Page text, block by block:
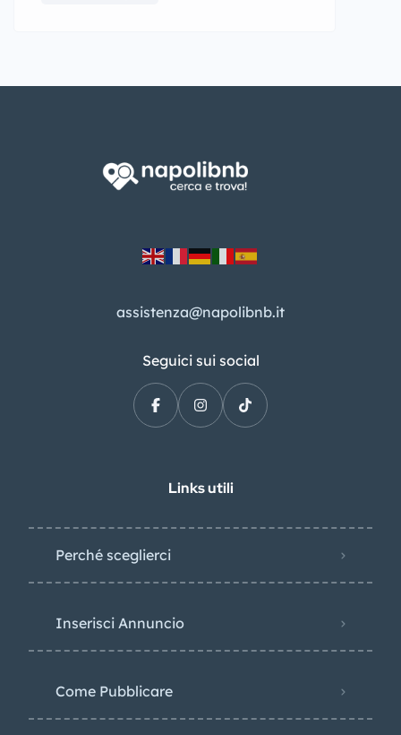
assistenza@napolibnb.it
Seguici sui social
Links utili
Perché sceglierci
Inserisci Annuncio
Come Pubblicare